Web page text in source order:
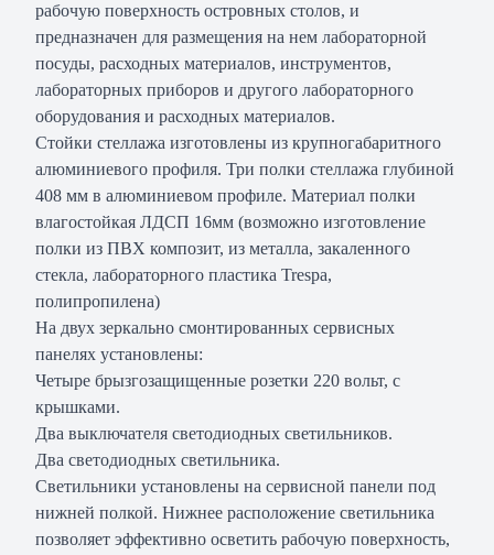
рабочую поверхность островных столов, и
предназначен для размещения на нем лабораторной
посуды, расходных материалов, инструментов,
лабораторных приборов и другого лабораторного
оборудования и расходных материалов.
Стойки стеллажа изготовлены из крупногабаритного
алюминиевого профиля. Три полки стеллажа глубиной
408 мм в алюминиевом профиле. Материал полки
влагостойкая ЛДСП 16мм (возможно изготовление
полки из ПВХ композит, из металла, закаленного
стекла, лабораторного пластика Trespa,
полипропилена)
На двух зеркально смонтированных сервисных
панелях установлены:
Четыре брызгозащищенные розетки 220 вольт, с
крышками.
Два выключателя светодиодных светильников.
Два светодиодных светильника.
Светильники установлены на сервисной панели под
нижней полкой. Нижнее расположение светильника
позволяет эффективно осветить рабочую поверхность,